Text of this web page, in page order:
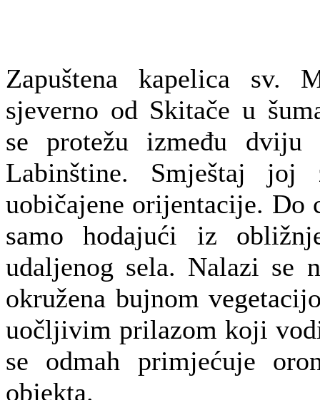
Zapuštena kapelica sv.
sjeverno od Skitače u
se protežu između dviju
Labinštine. Smještaj joj
uobičajene orijentacije. Do
samo hodajući iz
udaljenog sela. Nalazi se
okružena bujnom
uočljivim prilazom koji
se odmah primjećuje
objekta.